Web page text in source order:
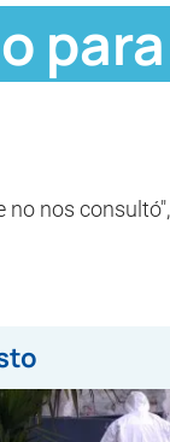
no nos